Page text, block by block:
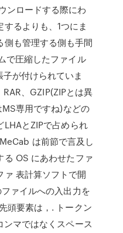
ンロードする際にわ
るよりも、1つにま
側も管理する側も手間
で圧縮したファイル
が付けられていま
、GZIP(ZIPとは異
専用ですね)などの
LHAとZIPで占められ
は前節で言及し
る OS にあわせたファ
ァ 表計算ソフトで開
ァイルへの入出力を
頭要素は，. トークン
マではなくスペース